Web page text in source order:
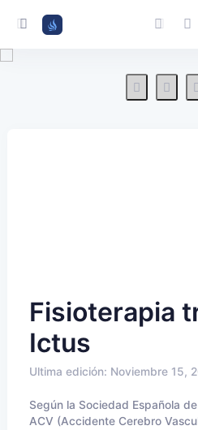
Fisioterapia
Ictus
Ultima edición: Noviembre 15,
Según la Sociedad Española
ACV (Accidente Cerebro